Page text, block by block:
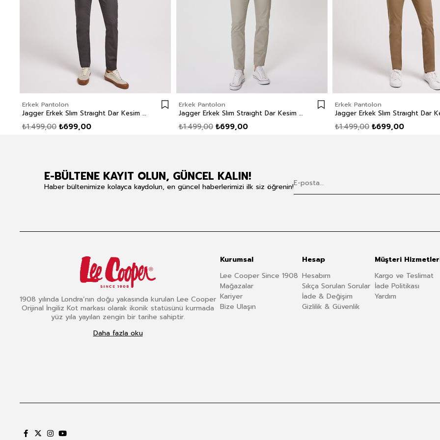
Erkek Pantolon
Jagger Erkek Slım Straıght Dar Kesim Normal Bel Dokuma Pantolon Düz Paça Yeşil
₺699,00
₺1.499,00
Erkek Pantolon
Jagger Erkek Slım Straıght Dar Kesim Normal Bel Dokuma Pantolon Düz Paça Beyaz
₺699,00
₺1.499,00
Erkek Pantolon
₺699,00
₺1.499,00
E-BÜLTENE KAYIT OLUN, GÜNCEL KALIN!
Haber bültenimize kolayca kaydolun, en güncel haberlerimizi ilk siz öğrenin!
1908 yılında Londra’nın doğu yakasında kurulan Lee Cooper
Orijinal İngiliz Kot markası olarak ikonik statüsünü kurmada
yüz yıla yayılan zengin bir tarihe sahiptir.
Daha fazla oku
Kurumsal
Lee Cooper Since 1908
Mağazalar
Kariyer
Bize Ulaşın
Hesap
Hesabım
Sıkça Sorulan Sorular
İade & Değişim
Gizlilik & Güvenlik
Müşteri
Kargo ve Teslimat
İade Politikası
Yardım